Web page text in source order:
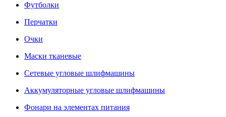
Футболки
Перчатки
Очки
Маски тканевые
Сетевые угловые шлифмашины
Аккумуляторные угловые шлифмашины
Фонари на элементах питания